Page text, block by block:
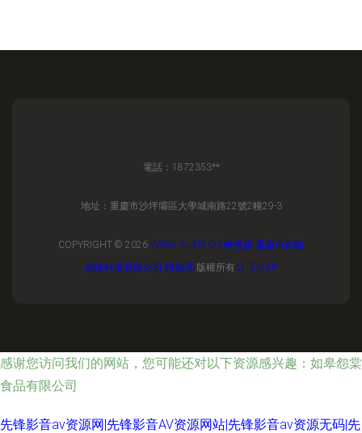
電話：1872353**
地址：重慶市沙坪壩區大學城南路22號2幢29-3
COPYRIGHT © 2026 WWW.YJLTW.CN 轉換器 重慶市創咖
網絡科技有限公司 轉換器 版權所有 SITEMAP
感谢您访问我们的网站，您可能还对以下资源感兴趣：如皋怨棠
食品有限公司
先锋影音av资源网|先锋影音AV资源网站|先锋影音av资源无码|先